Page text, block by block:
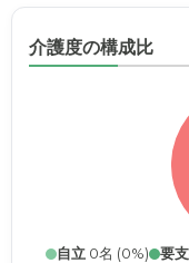
介護度の構成比
自立0名 (0%) 要